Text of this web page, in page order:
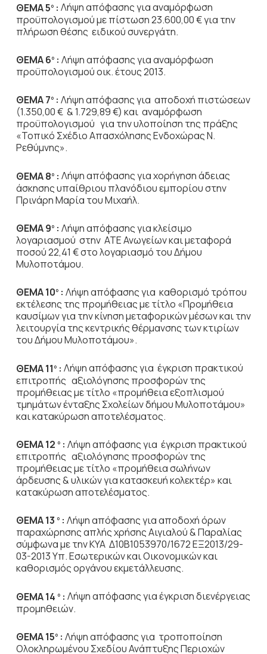
ΘΕΜΑ 5ο: Λήψη απόφασης για αναμόρφωση
προϋπολογισμού με πίστωση 23.600,00 € για την
πλήρωση θέσης ειδικού συνεργάτη.
ΘΕΜΑ 6ο: Λήψη απόφασης για αναμόρφωση
προϋπολογισμού οικ. έτους 2013.
ΘΕΜΑ 7ο: Λήψη απόφασης για αποδοχή πιστώσεων
(1.350,00 € & 1.729,89 €) και αναμόρφωση
προϋπολογισμού για την υλοποίηση της πράξης
«Τοπικό Σχέδιο Απασχόλησης Ενδοχώρας Ν.
Ρεθύμνης».
ΘΕΜΑ 8ο: Λήψη απόφασης γιαχορήγηση άδειας
άσκησης υπαίθριου πλανόδιου εμπορίου στην
Πρινάρη Μαρία του Μιχαήλ.
ΘΕΜΑ 9ο: Λήψη απόφασης για κλείσιμο
λογαριασμού στην ΑΤΕ Ανωγείων και μεταφορά
ποσού 22,41 € στο λογαριασμό του Δήμου
Μυλοποτάμου.
ΘΕΜΑ 10ο: Λήψη απόφασης για καθορισμό τρόπου
εκτέλεσης της προμήθειας με τίτλο «Προμήθεια
καυσίμων για την κίνηση μεταφορικών μέσων και την
λειτουργία της κεντρικής θέρμανσης των κτιρίων
του Δήμου Μυλοποτάμου».
ΘΕΜΑ 11 ο: Λήψη απόφασης για έγκριση πρακτικού
επιτροπής αξιολόγησης προσφορών της
προμήθειας με τίτλο «προμήθεια εξοπλισμού
τμημάτων ένταξης Σχολείων δήμου Μυλοποτάμου»
και κατακύρωση αποτελέσματος.
ΘΕΜΑ 12 ο: Λήψη απόφασης για έγκριση πρακτικού
επιτροπής αξιολόγησης προσφορών της
προμήθειας με τίτλο «προμήθεια σωλήνων
άρδευσης & υλικών για κατασκευή κολεκτέρ» και
κατακύρωση αποτελέσματος.
ΘΕΜΑ 13 ο: Λήψη απόφασης για αποδοχή όρων
παραχώρησης απλής χρήσης Αιγιαλού & Παραλίας
σύμφωνα με την ΚΥΑ Δ10Β1053970/1672 ΕΞ2013/29-
03-2013 Υπ. Εσωτερικών και Οικονομικών και
καθορισμός οργάνου εκμετάλλευσης.
ΘΕΜΑ 14 ο: Λήψη απόφασης για έγκριση διενέργειας
προμηθειών.
ΘΕΜΑ 15ο: Λήψη απόφασης για τροποποίηση
Ολοκληρωμένου Σχεδίου Ανάπτυξης Περιοχών